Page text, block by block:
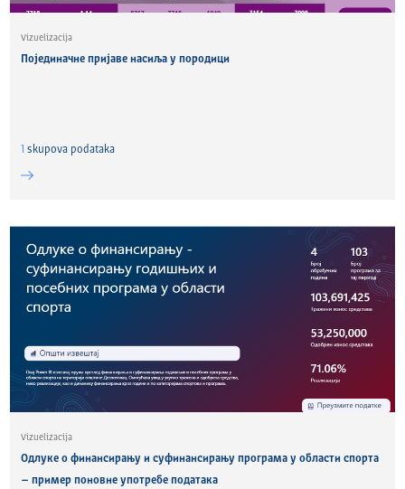
Vizuelizacija
Појединачне пријаве насиља у породици
1 skupova podataka
Vizuelizacija
Одлуке о финансирању и суфинансирању програма у области спорта
– пример поновне употребе података